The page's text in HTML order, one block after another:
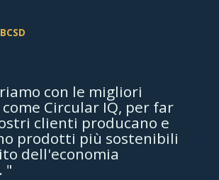
con le migliori
Circular IQ, per far
clienti producano e
prodotti più sostenibili
dell'economia
"